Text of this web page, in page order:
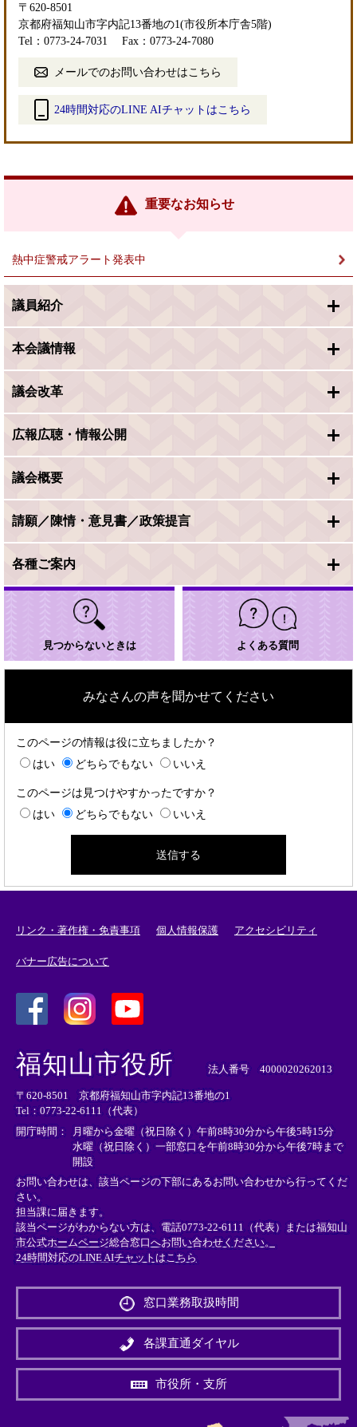
〒620-8501
京都府福知山市字内記13番地の1(市役所本庁舎5階)
Tel：0773-24-7031
Fax：0773-24-7080
メールでのお問い合わせはこちら
24時間対応のLINE AIチャットはこちら
リ
重要なお知らせ
熱中症警戒アラート発表中
議員紹介
本会議情報
議会改革
広報広聴・情報公開
議会概要
請願／陳情・意見書／政策提言
各種ご案内
見つからないときは よくある質問
みなさんの声を聞かせてください
このページの情報は役に立ちましたか？
はい
どちらでもない いいえ
このページは見つけやすかったですか？
はい
どちらでもない いいえ
リンク・著作権・免責事項 個人情報保護 アクセシビリティ
バナー広告について
外
部
リ
ン
ク
＞
外
リ
ン
ク
＞
外
部
ン
ク
＞
福知山市役所 法人番号 4000020262013
〒620-8501 京都府福知山市字内記13番地の1
Tel：0773-22-6111（代表）
開庁時間：
月曜から金曜（祝日除く）午前8時30分から午後5時15分
水曜（祝日除く）一部窓口を午前8時30分から午後7時まで
開設
お問い合わせは、該当ページの下部にあるお問い合わせから行ってくだ
さい。
担当課に届きます。
該当ページがわからない方は、電話0773-22-6111（代表）または福知山
市公式ホームページ総合窓口へお問い合わせください。
24時間対応のLINE AIチャットはこちら
外
リ
ン
＞
窓口業務取扱時間
各課直通ダイヤル
市役所・支所